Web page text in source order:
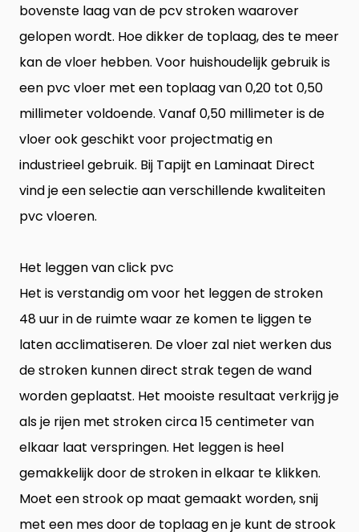
bovenste laag van de pcv stroken waarover
gelopen wordt. Hoe dikker de toplaag, des te meer
kan de vloer hebben. Voor huishoudelijk gebruik is
een pvc vloer met een toplaag van 0,20 tot 0,50
millimeter voldoende. Vanaf 0,50 millimeter is de
vloer ook geschikt voor projectmatig en
industrieel gebruik. Bij Tapijt en Laminaat Direct
vind je een selectie aan verschillende kwaliteiten
pvc vloeren.
Het leggen van click pvc
Het is verstandig om voor het leggen de stroken
48 uur in de ruimte waar ze komen te liggen te
laten acclimatiseren. De vloer zal niet werken dus
de stroken kunnen direct strak tegen de wand
worden geplaatst. Het mooiste resultaat verkrijg je
als je rijen met stroken circa 15 centimeter van
elkaar laat verspringen. Het leggen is heel
gemakkelijk door de stroken in elkaar te klikken.
Moet een strook op maat gemaakt worden, snij
met een mes door de toplaag en je kunt de strook